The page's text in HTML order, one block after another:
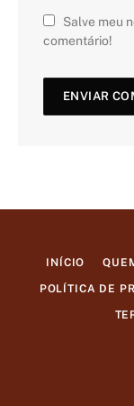
Salve meu
comentário!
INÍCIO
POLÍTICA DE